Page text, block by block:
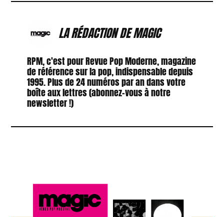
LA RÉDACTION DE MAGIC
RPM, c'est pour Revue Pop Moderne, magazine
de référence sur la pop, indispensable depuis
1995. Plus de 24 numéros par an dans votre
boîte aux lettres (abonnez-vous à notre
newsletter !)